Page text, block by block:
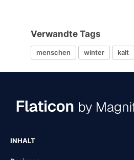
Verwandte Tags
menschen winter kalt
INHALT